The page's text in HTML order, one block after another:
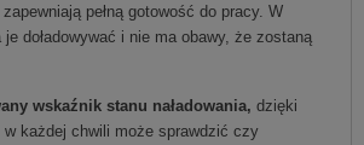
pełną gotowość do pracy. W
doładowywać i nie ma obawy, że zostaną
wskaźnik stanu naładowania, dzięki
każdej chwili może sprawdzić czy